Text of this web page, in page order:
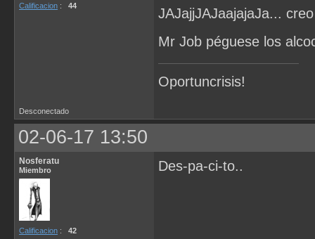
Calificacion : 44
JAJajjJAJaajajaJa...
Mr Job péguese los
Oportuncrisis!
Desconectado
02-06-17 13:50
Nosferatu
Miembro
Calificacion : 42
Des-pa-ci-to..